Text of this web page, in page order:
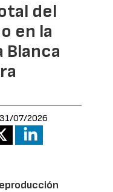
del
en la
Blanca
31/07/2026